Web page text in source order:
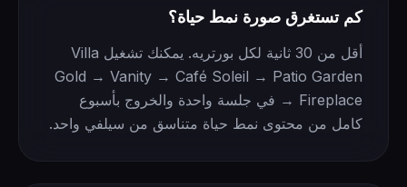
كم تستغرق صورة نمط حياة؟
أقل من 30 ثانية لكل بورتريه. يمكنك تشغيل Villa
Gold → Vanity → Café Soleil → Patio Garden
→ Fireplace في جلسة واحدة والخروج بأسبوع
كامل من محتوى نمط حياة متناسق من سيلفي واحد.